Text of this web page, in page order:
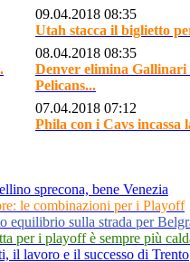
09.04.2018 08:35
Utah stacca il biglietto
08.04.2018 08:35
Denver elimina
Pelicans...
07.04.2018 07:12
Phila con i Cavs incassa
sprecona, bene Venezia
le combinazioni per i Playoff
equilibrio sulla strada per
per i playoff è sempre più
il lavoro e il successo di Trento